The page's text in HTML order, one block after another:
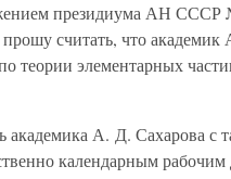
президиума АН СССР
считать, что
теории элементарных
академика А. Д. Сахарова с
календарным